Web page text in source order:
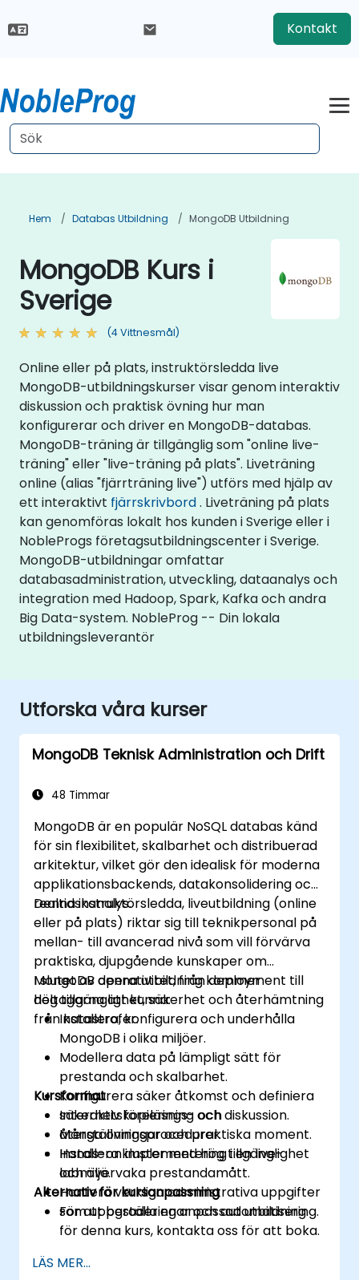
Kontakt
Hem Databas Utbildning MongoDB Utbildning
MongoDB Kurs i
Sverige
(4 Vittnesmål)
Online eller på plats, instruktörsledda live
MongoDB-utbildningskurser visar genom interaktiv
diskussion och praktisk övning hur man
konfigurerar och driver en MongoDB-databas.
MongoDB-träning är tillgänglig som "online live-
träning" eller "live-träning på plats". Liveträning
online (alias "fjärrträning live") utförs med hjälp av
ett interaktivt fjärrskrivbord. Liveträning på plats
kan genomföras lokalt hos kunden i Sverige eller i
NobleProgs företagsutbildningscenter i Sverige.
MongoDB-utbildningar omfattar
databasadministration, utveckling, dataanalys och
integration med Hadoop, Spark, Kafka och andra
Big Data-system. NobleProg -- Din lokala
utbildningsleverantör
Utforska våra kurser
MongoDB Teknisk Administration och Drift
48 Timmar
MongoDB är en populär NoSQL databas känd
för sin flexibilitet, skalbarhet och distribuerad
arkitektur, vilket gör den idealisk för moderna
applikationsbackends, datakonsolidering och
realtidskanalys.
Denna instruktörsledda, liveutbildning (online
eller på plats) riktar sig till teknikpersonal på
mellan- till avancerad nivå som vill förvärva
praktiska, djupgående kunskaper om
MongoDB operativitet, från deployment till
hög tillgänglighet, säkerhet och återhämtning
från katastrofer.
I slutet av denna utbildning kommer
deltagarna att kunna:
Installera, konfigurera och underhålla
MongoDB i olika miljöer.
Modellera data på lämpligt sätt för
prestanda och skalbarhet.
Konfigurera säker åtkomst och definiera
säkerhetskopierings- och
återställningsprocedurer.
Installera kluster med hög tillgänglighet
och övervaka prestandamått.
Hantera verkliga administrativa uppgifter
som uppgraderingar och automatisering.
Kursformat
Interaktiv föreläsning och diskussion.
Många övningar och praktiska moment.
Hands-on implementering i en live-
labmiljö.
Alternativ för kursanpassning
För att beställa en anpassad utbildning
för denna kurs, kontakta oss för att boka.
LÄS MER...